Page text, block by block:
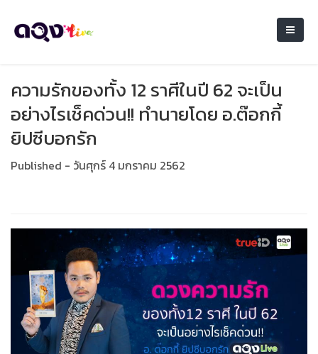
ความรักของทั้ง 12 ราศีในปี 62 จะเป็น
อย่างไรเช็คด่วน!! ทำนายโดย อ.ต๊อกกี้
ยิปซีบอกรัก
Published - วันศุกร์ 4 มกราคม 2562